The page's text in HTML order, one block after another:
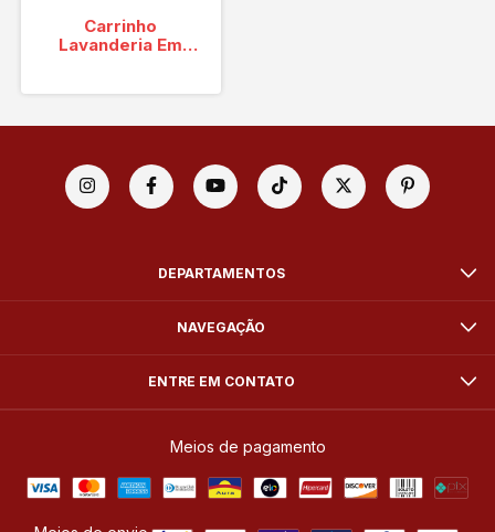
Carrinho
Lavanderia Em
DEPARTAMENTOS
NAVEGAÇÃO
ENTRE EM CONTATO
Meios de pagamento